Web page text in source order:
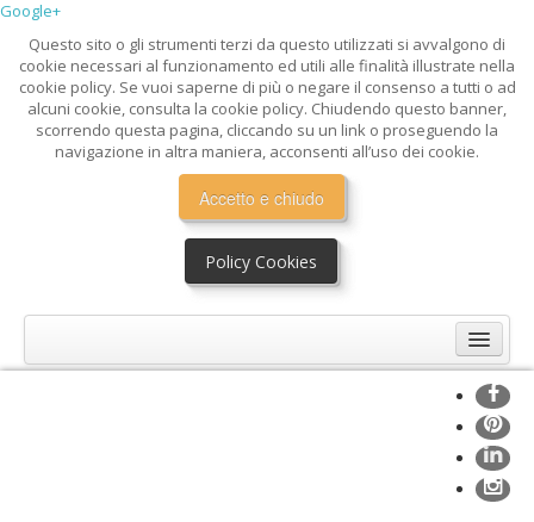
Google+
Questo sito o gli strumenti terzi da questo utilizzati si avvalgono di
cookie necessari al funzionamento ed utili alle finalità illustrate nella
cookie policy. Se vuoi saperne di più o negare il consenso a tutti o ad
alcuni cookie, consulta la cookie policy. Chiudendo questo banner,
scorrendo questa pagina, cliccando su un link o proseguendo la
navigazione in altra maniera, acconsenti all’uso dei cookie.
Accetto e chiudo
Policy Cookies